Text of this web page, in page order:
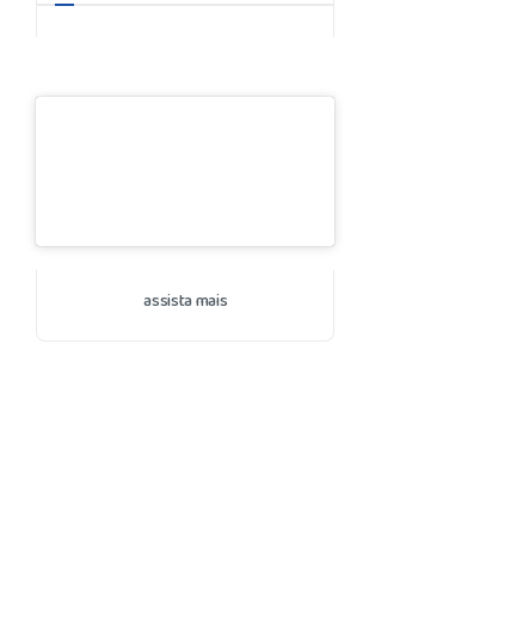
assista mais